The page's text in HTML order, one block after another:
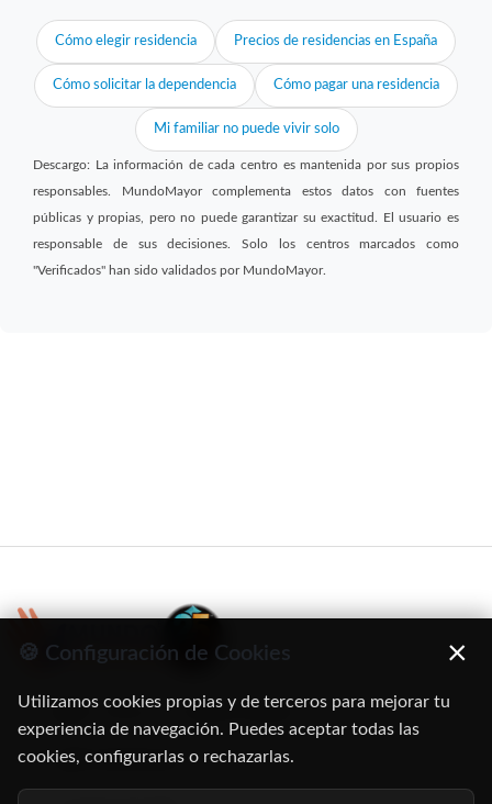
Cómo elegir residencia Precios de residencias en España
Cómo solicitar la dependencia Cómo pagar una residencia
Mi familiar no puede vivir solo
Descargo: La información de cada centro es mantenida por sus propios
responsables. MundoMayor complementa estos datos con fuentes
públicas y propias, pero no puede garantizar su exactitud. El usuario es
responsable de sus decisiones. Solo los centros marcados como
"Verificados" han sido validados por MundoMayor.
C/ Oruro, 11. 28016 Madrid
91 345 06 26
🍪 Configuración de Cookies ×
Utilizamos cookies propias y de terceros para mejorar tu
experiencia de navegación. Puedes aceptar todas las
cookies, configurarlas o rechazarlas.